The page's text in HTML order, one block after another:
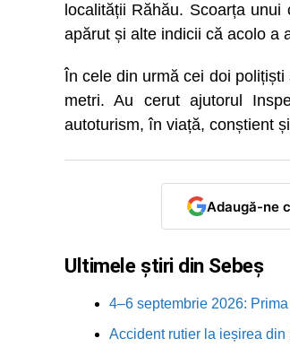
localității Răhău. Scoarța
apărut și alte indicii că acolo a
În cele din urmă cei doi
metri. Au cerut ajutorul
autoturism, în viață, conștient
Adaugă-ne
Ultimele știri din Sebeș
4–6 septembrie 2026:
Accident rutier la ieșirea